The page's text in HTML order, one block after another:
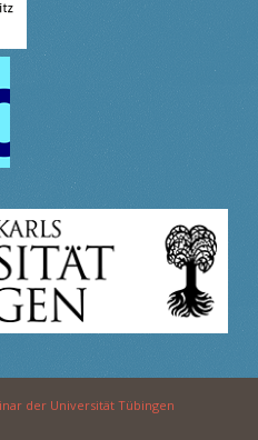
der Universität Tübingen